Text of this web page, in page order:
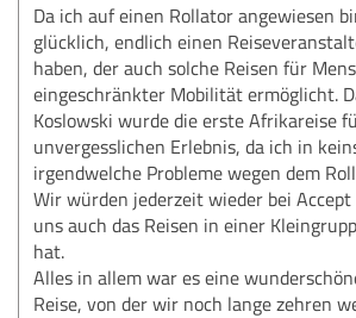
Da ich auf einen Rollator angewiesen
glücklich, endlich einen
haben, der auch solche Reisen für
eingeschränkter Mobilität ermöglicht.
Koslowski wurde die erste Afrikareise
unvergesslichen Erlebnis, da ich in
irgendwelche Probleme wegen dem
Wir würden jederzeit wieder bei Accept
uns auch das Reisen in einer
hat.
Alles in allem war es eine
Reise, von der wir noch lange zehren